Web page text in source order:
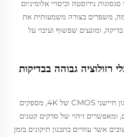
נירוסטה וכיסויי אלומיניום
משפרים בצורה משמעותית את
ומונעים שפשוף ועיבוי על
רזולוציה גבוהה בבדיקות
חיישנים בעלי רזולוציה גבוהה, כגון חיישני CMOS של 4K, מספקים
ומאפשרים זיהוי של סדקים קטנים
אשר עוזרים בתכנון תיקונים בזמן